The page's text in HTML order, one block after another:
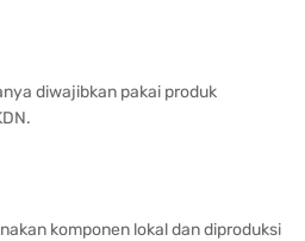
diwajibkan pakai produk
komponen lokal dan diproduksi